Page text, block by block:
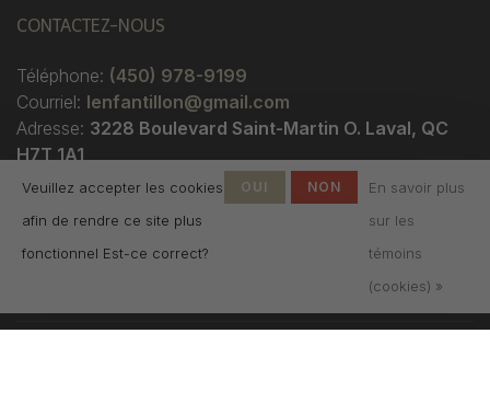
CONTACTEZ-NOUS
Téléphone: (450) 978-9199
Courriel: lenfantillon@gmail.com
Adresse: 3228 Boulevard Saint-Martin O. Laval, QC
H7T 1A1
Veuillez accepter les cookies
afin de rendre ce site plus
fonctionnel Est-ce correct?
OUI NON
En savoir plus
sur les
témoins
(cookies) »